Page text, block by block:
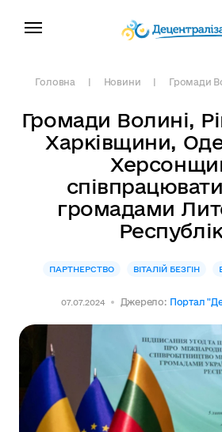
Головна Новини Громади
Громади Волині,
Харківщини,
громадами
ПАРТНЕРСТВО ВІТАЛІЙ БЕЗГІН
07.07.2024 Джерело: Портал